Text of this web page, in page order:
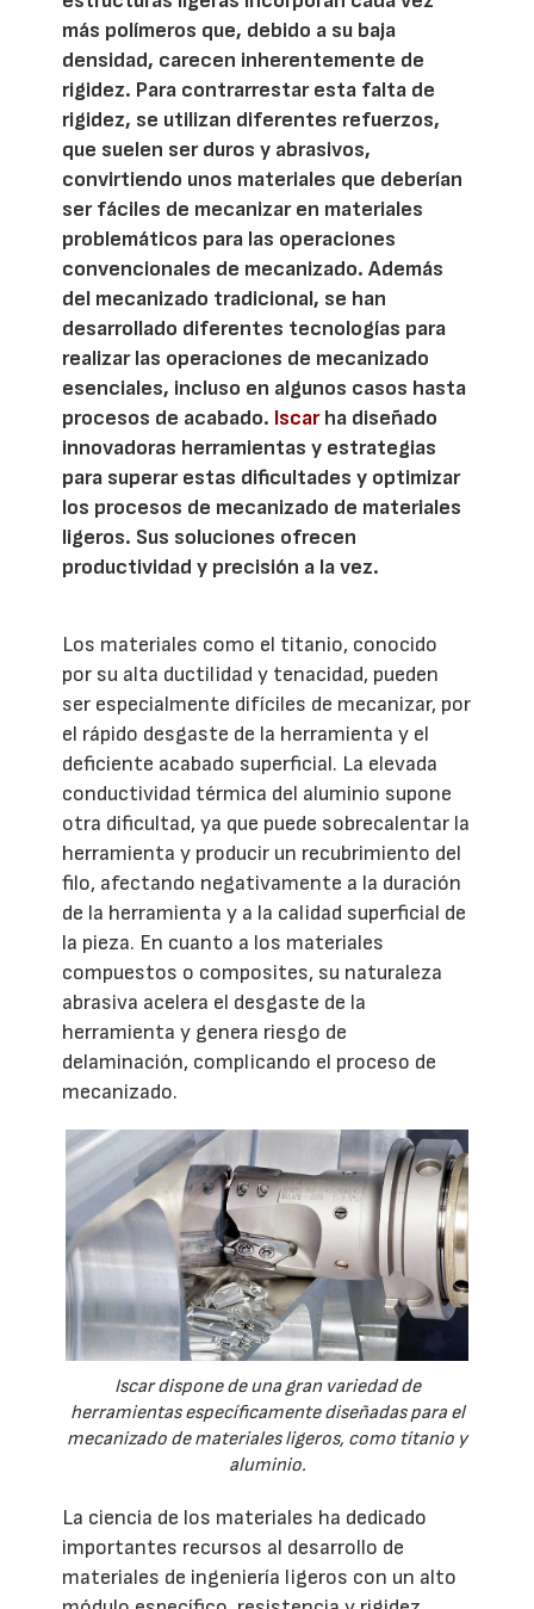
más polímeros que, debido a su baja
densidad, carecen inherentemente de
rigidez. Para contrarrestar esta falta de
rigidez, se utilizan diferentes refuerzos,
que suelen ser duros y abrasivos,
convirtiendo unos materiales que deberían
ser fáciles de mecanizar en materiales
problemáticos para las operaciones
convencionales de mecanizado. Además
del mecanizado tradicional, se han
desarrollado diferentes tecnologías para
realizar las operaciones de mecanizado
esenciales, incluso en algunos casos hasta
procesos de acabado. Iscarha diseñado
innovadoras herramientas y estrategias
para superar estas dificultades y optimizar
los procesos de mecanizado de materiales
ligeros. Sus soluciones ofrecen
productividad y precisión a la vez.
Los materiales como el titanio, conocido
por su alta ductilidad y tenacidad, pueden
ser especialmente difíciles de mecanizar, por
el rápido desgaste de la herramienta y el
deficiente acabado superficial. La elevada
conductividad térmica del aluminio supone
otra dificultad, ya que puede sobrecalentar la
herramienta y producir un recubrimiento del
filo, afectando negativamente a la duración
de la herramienta y a la calidad superficial de
la pieza. En cuanto a los materiales
compuestos o composites, su naturaleza
abrasiva acelera el desgaste de la
herramienta y genera riesgo de
delaminación, complicando el proceso de
mecanizado.
Iscar dispone de una gran variedad de
herramientas específicamente diseñadas para el
mecanizado de materiales ligeros, como titanio y
aluminio.
La ciencia de los materiales ha dedicado
importantes recursos al desarrollo de
materiales de ingeniería ligeros con un alto